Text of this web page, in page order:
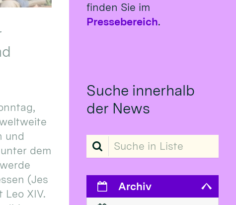
und
dem
(Jes
Leo XIV.
finden Sie im
Pressebereich.
Suche innerhalb
der News
Suche in Liste
Archiv